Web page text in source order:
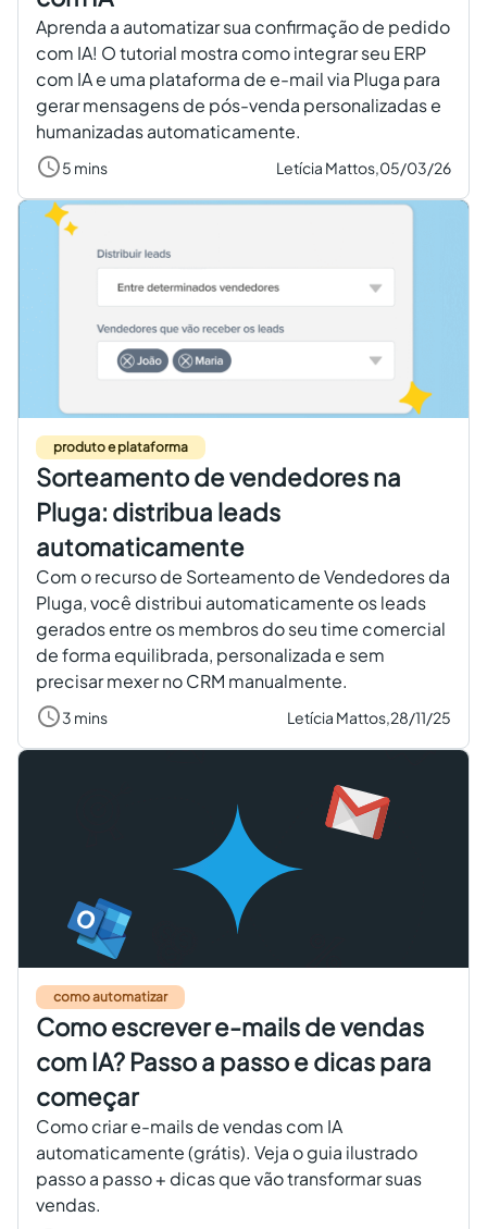
Aprenda a automatizar sua confirmação de pedido
com IA! O tutorial mostra como integrar seu ERP
com IA e uma plataforma de e-mail via Pluga para
gerar mensagens de pós-venda personalizadas e
humanizadas automaticamente.
5 mins Letícia Mattos,05/03/26
produto e plataforma
Sorteamento de vendedores na
Pluga: distribua leads
automaticamente
Com o recurso de Sorteamento de Vendedores da
Pluga, você distribui automaticamente os leads
gerados entre os membros do seu time comercial
de forma equilibrada, personalizada e sem
precisar mexer no CRM manualmente.
3 mins Letícia Mattos,28/11/25
como automatizar
Como escrever e-mails de vendas
com IA? Passo a passo e dicas para
começar
Como criar e-mails de vendas com IA
automaticamente (grátis). Veja o guia ilustrado
passo a passo + dicas que vão transformar suas
vendas.